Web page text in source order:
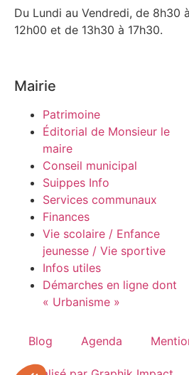
Du Lundi au Vendredi, de 8h30 à
12h00 et de 13h30 à 17h30.
Mairie
Patrimoine
Éditorial de Monsieur le
maire
Conseil municipal
Suippes Info
Services communaux
Finances
Vie scolaire / Enfance
jeunesse / Vie sportive
Infos utiles
Démarches en ligne dont
« Urbanisme »
Blog Agenda